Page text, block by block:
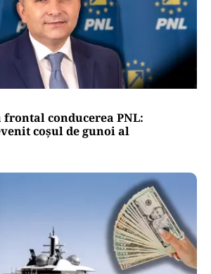
frontal conducerea PNL:
coșul de gunoi al